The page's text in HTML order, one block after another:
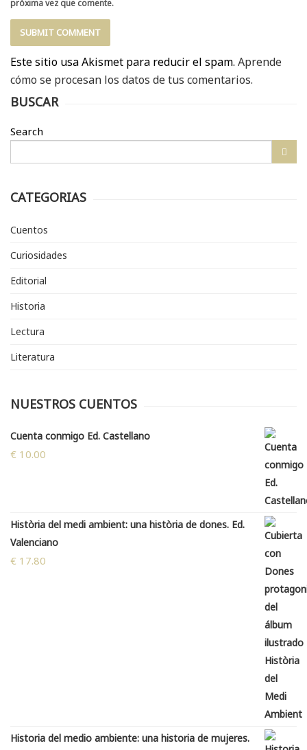
próxima vez que comente.
Este sitio usa Akismet para reducir el spam. Aprende
cómo se procesan los datos de tus comentarios.
BUSCAR
Search
CATEGORIAS
Cuentos
Curiosidades
Editorial
Historia
Lectura
Literatura
NUESTROS CUENTOS
Cuenta conmigo Ed. Castellano
€ 10.00
Història del medi ambient: una història de dones. Ed.
Valenciano
€ 17.80
Historia del medio ambiente: una historia de mujeres.